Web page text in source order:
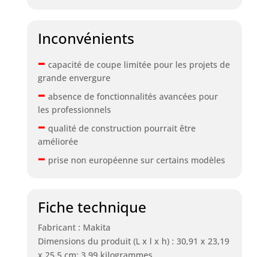
Inconvénients
– capacité de coupe limitée pour les projets de
grande envergure
– absence de fonctionnalités avancées pour
les professionnels
– qualité de construction pourrait être
améliorée
– prise non européenne sur certains modèles
Fiche technique
Fabricant : Makita
Dimensions du produit (L x l x h) : 30,91 x 23,19